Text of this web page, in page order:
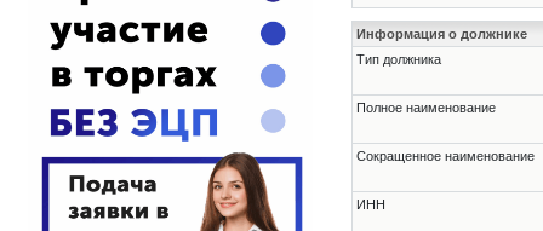
Информация о должнике
Тип должника
Полное наименование
Сокращенное наименование
ИНН